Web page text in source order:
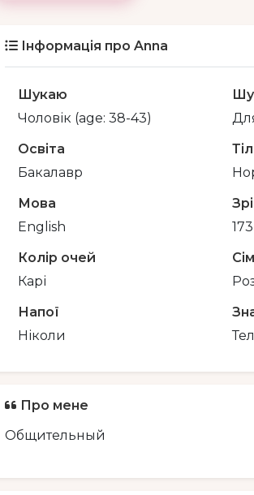
Інформація про Anna
Шукаю
Чоловік (age: 38-43)
Освіта
Бакалавр
Мова
English
Колір очей
Карі
Напої
Ніколи
Про мене
Общительный